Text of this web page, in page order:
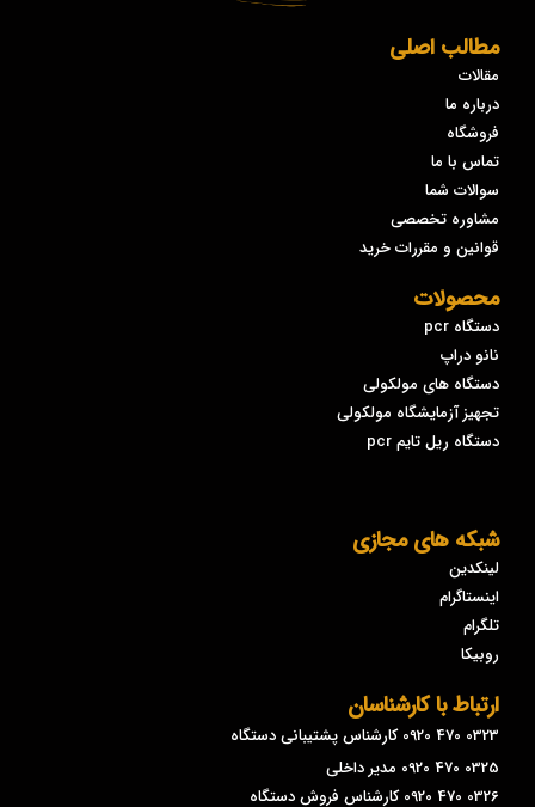
مطالب اصلی
مقالات
درباره ما
فروشگاه
تماس با ما
سوالات شما
مشاوره تخصصی
قوانین و مقررات خرید
محصولات
دستگاه pcr
نانو دراپ
دستگاه های مولکولی
تجهیز آزمایشگاه مولکولی
دستگاه ریل تایم pcr
شبکه های مجازی
لینکدین
اینستاگرام
تلگرام
روبیکا
ارتباط با کارشناسان
0323 470 0920 کارشناس پشتیبانی دستگاه
0325 470 0920 مدیر داخلی
0326 470 0920 کارشناس فروش دستگاه